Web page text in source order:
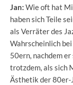
Jan: Wie oft hat
haben sich Teile
als Verräter des
Wahrscheinlich
50ern, nachdem
trotzdem, als sich
Ästhetik der 80er-